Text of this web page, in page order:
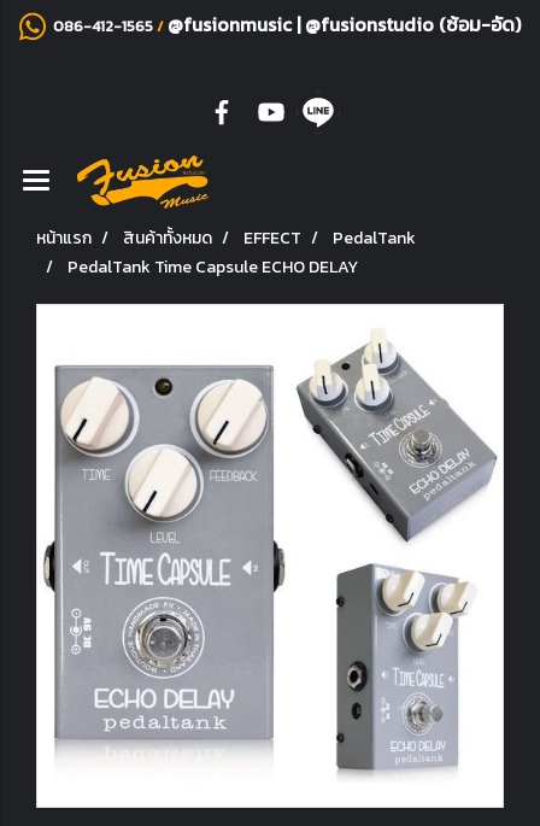
086-412-1565/ @fusionmusic|@fusionstudio (ซ้อม-อัด)
หน้าแรก สินค้าทั้งหมด EFFECT
PedalTank
PedalTank Time Capsule ECHO DELAY